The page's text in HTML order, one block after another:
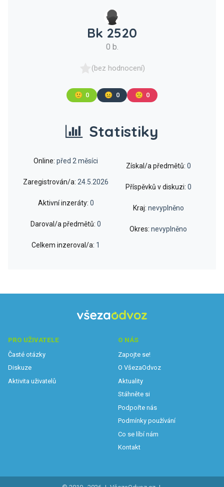
Bk 2520
0 b.
(bez hodnocení)
🙂 0 😐 0 🙁 0
Statistiky
Online: před 2 měsíci
Zaregistrován/a: 24.5.2026
Aktivní inzeráty: 0
Daroval/a předmětů: 0
Celkem inzeroval/a: 1
Získal/a předmětů: 0
Příspěvků v diskuzi: 0
Kraj: nevyplněno
Okres: nevyplněno
PRO UŽIVATELE
Časté otázky
Diskuze
Aktivita uživatelů
O NÁS
Zapojte se!
O VšezaOdvoz
Aktuality
Stáhněte si
Podpořte nás
Podmínky používání
Co se líbí nám
Kontakt